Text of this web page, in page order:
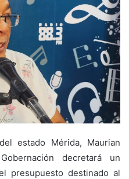
estado Mérida, Maurian
decretará un
presupuesto destinado al